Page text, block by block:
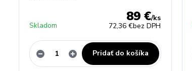
89 €/ks
72,36 €bez DPH
Skladom
Pridať do košíka